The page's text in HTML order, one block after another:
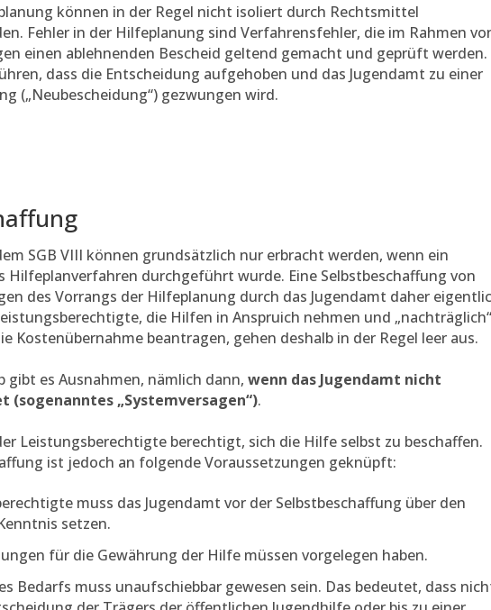
können in der Regel nicht isoliert durch Rechtsmittel
Fehler in der Hilfeplanung sind Verfahrensfehler, die im Rahmen
einen ablehnenden Bescheid geltend gemacht und geprüft werden.
dass die Entscheidung aufgehoben und das Jugendamt zu einer
(„Neubescheidung“) gezwungen wird.
SGB VIII können grundsätzlich nur erbracht werden, wenn ein
Hilfeplanverfahren durchgeführt wurde. Eine Selbstbeschaffung von
des Vorrangs der Hilfeplanung durch das Jugendamt daher
die Hilfen in Anspruich nehmen und „nachträglich“
Kostenübernahme beantragen, gehen deshalb in der Regel leer aus.
gibt es Ausnahmen, nämlich dann, wenn das Jugendamt nicht
„Systemversagen“).
Leistungsberechtigte berechtigt, sich die Hilfe selbst zu beschaffen.
ist jedoch an folgende Voraussetzungen geknüpft:
muss das Jugendamt vor der Selbstbeschaffung über den
setzen.
für die Gewährung der Hilfe müssen vorgelegen haben.
Bedarfs muss unaufschiebbar gewesen sein. Das bedeutet, dass